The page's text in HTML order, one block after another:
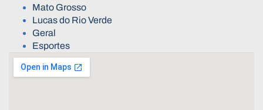
Mato Grosso
Lucas do Rio Verde
Geral
Esportes